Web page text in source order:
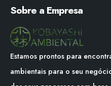
Sobre a Empresa
Estamos prontos para
ambientais para o seu